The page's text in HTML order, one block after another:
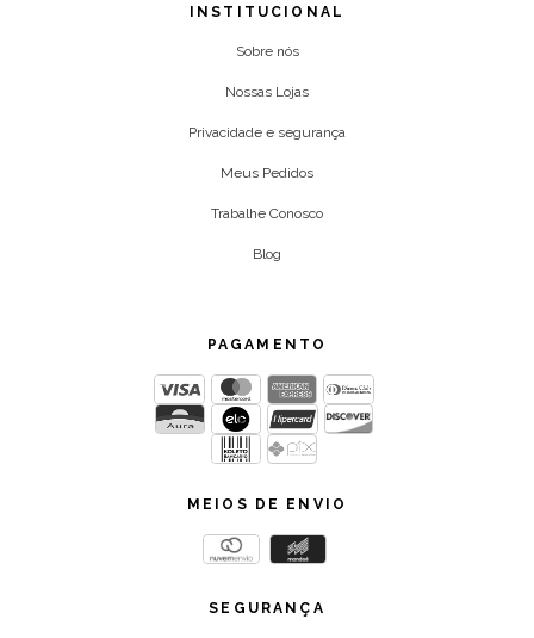
INSTITUCIONAL
Sobre nós
Nossas Lojas
Privacidade e segurança
Meus Pedidos
Trabalhe Conosco
Blog
PAGAMENTO
MEIOS DE ENVIO
SEGURANÇA